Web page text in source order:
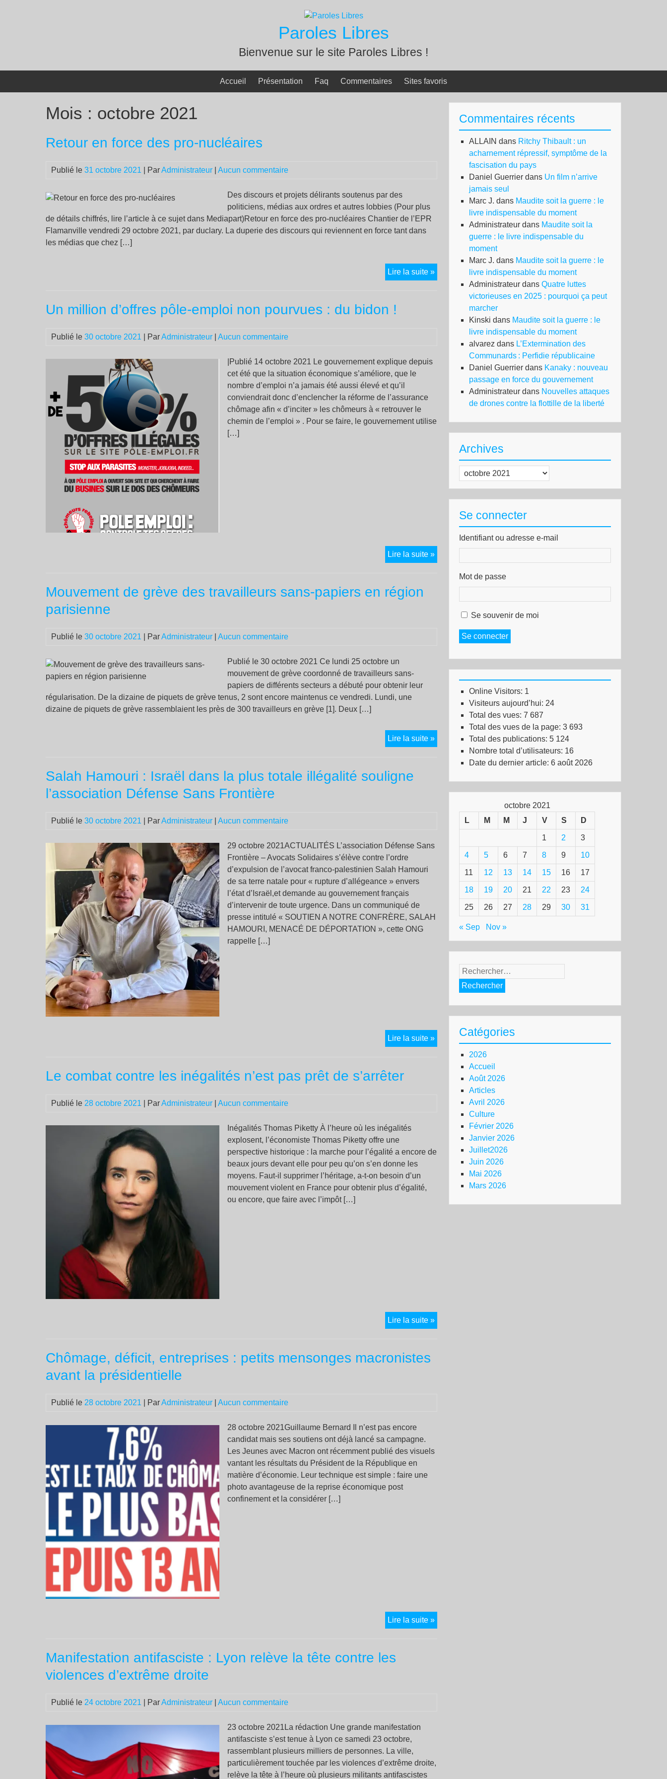
Paroles Libres
Bienvenue sur le site Paroles Libres !
Accueil Présentation Faq Commentaires Sites favoris
Mois : octobre 2021
Retour en force des pro-nucléaires
Publié le 31 octobre 2021 | ParAdministrateur Aucun commentaire
Des discours et projets délirants soutenus par des
politiciens, médias aux ordres et autres lobbies (Pour plus
de détails chiffrés, lire l’article à ce sujet dans Mediapart)Retour en force des pro-nucléaires Chantier de l’EPR
Flamanville vendredi 29 octobre 2021, par duclary. La duperie des discours qui reviennent en force tant dans
les médias que chez […]
Lire la suite »Retour
en
nucléaires
Un million d’offres pôle-emploi non pourvues : du bidon !
Publié le 30 octobre 2021 | ParAdministrateur Aucun commentaire
|Publié 14 octobre 2021 Le gouvernement explique depuis
cet été que la situation économique s’améliore, que le
nombre d’emploi n’a jamais été aussi élevé et qu’il
conviendrait donc d’enclencher la réforme de l’assurance
chômage afin « d’inciter » les chômeurs à « retrouver le
chemin de l’emploi » . Pour se faire, le gouvernement utilise
[…]
Lire la suite »Un
million
d’offres
bidon
Mouvement de grève des travailleurs sans-papiers en région
parisienne
Publié le 30 octobre 2021 | ParAdministrateur Aucun commentaire
Publié le 30 octobre 2021 Ce lundi 25 octobre un
mouvement de grève coordonné de travailleurs sans-
papiers de différents secteurs a débuté pour obtenir leur
régularisation. De la dizaine de piquets de grève tenus, 2 sont encore maintenus ce vendredi. Lundi, une
dizaine de piquets de grève rassemblaient les près de 300 travailleurs en grève [1]. Deux […]
Lire la suite »Mouvement
de
parisienne
Salah Hamouri : Israël dans la plus totale illégalité souligne
l’association Défense Sans Frontière
Publié le 30 octobre 2021 | ParAdministrateur Aucun commentaire
29 octobre 2021ACTUALITÉS L’association Défense Sans
Frontière – Avocats Solidaires s’élève contre l’ordre
d’expulsion de l’avocat franco-palestinien Salah Hamouri
de sa terre natale pour « rupture d’allégeance » envers
l’état d’Israël,et demande au gouvernement français
d’intervenir de toute urgence. Dans un communiqué de
presse intitulé « SOUTIEN A NOTRE CONFRÈRE, SALAH
HAMOURI, MENACÉ DE DÉPORTATION », cette ONG
rappelle […]
Lire la suite »Salah
Hamouri
l’association
Le combat contre les inégalités n’est pas prêt de s’arrêter
Publié le 28 octobre 2021 | ParAdministrateur Aucun commentaire
Inégalités Thomas Piketty À l’heure où les inégalités
explosent, l’économiste Thomas Piketty offre une
perspective historique : la marche pour l’égalité a encore de
beaux jours devant elle pour peu qu’on s’en donne les
moyens. Faut-il supprimer l’héritage, a-t-on besoin d’un
mouvement violent en France pour obtenir plus d’égalité,
ou encore, que faire avec l’impôt […]
Lire la suite »Le
combat
Chômage, déficit, entreprises : petits mensonges macronistes
avant la présidentielle
Publié le 28 octobre 2021 | ParAdministrateur Aucun commentaire
28 octobre 2021Guillaume Bernard Il n’est pas encore
candidat mais ses soutiens ont déjà lancé sa campagne.
Les Jeunes avec Macron ont récemment publié des visuels
vantant les résultats du Président de la République en
matière d’économie. Leur technique est simple : faire une
photo avantageuse de la reprise économique post
confinement et la considérer […]
Lire la suite »Chômage,
déficit,
Manifestation antifasciste : Lyon relève la tête contre les
violences d’extrême droite
Publié le 24 octobre 2021 | ParAdministrateur Aucun commentaire
23 octobre 2021La rédaction Une grande manifestation
antifasciste s’est tenue à Lyon ce samedi 23 octobre,
rassemblant plusieurs milliers de personnes. La ville,
particulièrement touchée par les violences d’extrême droite,
relève la tête à l’heure où plusieurs militants antifascistes
Commentaires récents
ALLAIN dans Ritchy Thibault : un
acharnement répressif, symptôme de la
fascisation du pays
Daniel Guerrier dans Un film n’arrive
jamais seul
Marc J. dans Maudite soit la guerre : le
livre indispensable du moment
Administrateur dans Maudite soit la
guerre : le livre indispensable du
moment
Marc J. dans Maudite soit la guerre : le
livre indispensable du moment
Administrateur dans Quatre luttes
victorieuses en 2025 : pourquoi ça peut
marcher
Kinski dans Maudite soit la guerre : le
livre indispensable du moment
alvarez dans L’Extermination des
Communards : Perfidie républicaine
Daniel Guerrier dans Kanaky : nouveau
passage en force du gouvernement
Administrateur dans Nouvelles attaques
de drones contre la flottille de la liberté
Archives
Archives
Se connecter
Identifiant ou adresse e-mail
Mot de passe
Se souvenir de moi
Se connecter
Online Visitors: 1
Visiteurs aujourd’hui: 24
Total des vues: 7 687
Total des vues de la page: 3 693
Total des publications: 5 124
Nombre total d’utilisateurs: 16
Date du dernier article: 6 août 2026
octobre 2021
L
M M J V S D
1 2 3
4 5 6 7 8 9 10
11 12 13 14 15 16 17
18 19 20 21 22 23 24
25 26 27 28 29 30 31
« Sep Nov »
Rechercher :
Catégories
2026
Accueil
Août 2026
Articles
Avril 2026
Culture
Février 2026
Janvier 2026
Juillet2026
Juin 2026
Mai 2026
Mars 2026